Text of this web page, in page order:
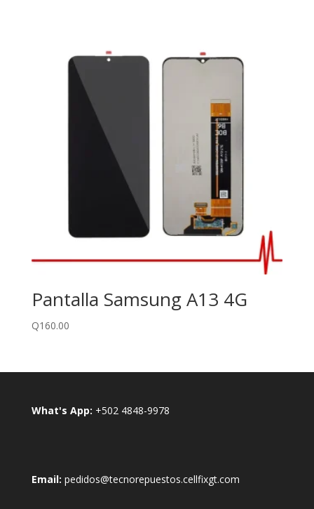
Pantalla Samsung A13 4G
Q160.00
What's App: +502 4848-9978
Email: pedidos@tecnorepuestos.cellfixgt.com